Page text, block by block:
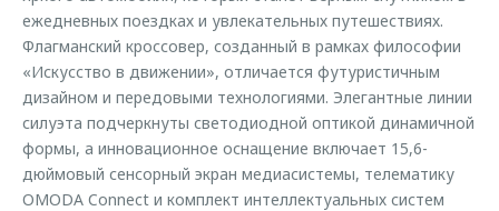
ежедневных поездках и увлекательных путешествиях.
Флагманский кроссовер, созданный в рамках философии
«Искусство в движении», отличается футуристичным
дизайном и передовыми технологиями. Элегантные линии
силуэта подчеркнуты светодиодной оптикой динамичной
формы, а инновационное оснащение включает 15,6-
дюймовый сенсорный экран медиасистемы, телематику
OMODA Connect и комплект интеллектуальных систем